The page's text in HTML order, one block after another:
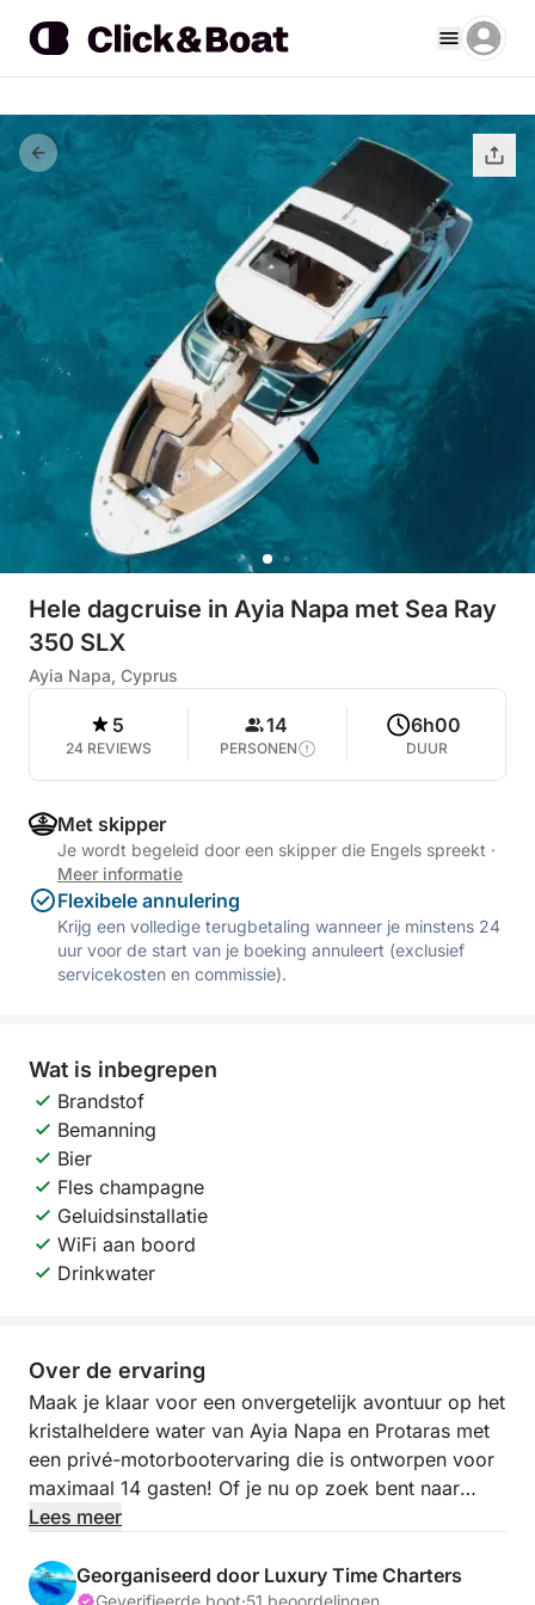
Hele dagcruise in Ayia Napa met Sea Ray
350 SLX
Ayia Napa, Cyprus
5
24 REVIEWS
14
PERSONEN
6h00
DUUR
Met skipper
Je wordt begeleid door een skipper die Engels spreekt ·
Meer informatie
Flexibele annulering
Krijg een volledige terugbetaling wanneer je minstens 24
uur voor de start van je boeking annuleert (exclusief
servicekosten en commissie).
Wat is inbegrepen
Brandstof
Bemanning
Bier
Fles champagne
Geluidsinstallatie
WiFi aan boord
Drinkwater
Over de ervaring
Maak je klaar voor een onvergetelijk avontuur op het
kristalheldere water van Ayia Napa en Protaras met
een privé-motorbootervaring die is ontworpen voor
maximaal 14 gasten! Of je nu op zoek bent naar
spanning en opwinding of een relaxte cruise langs
Cyprus vanaf zee te verkennen.
Lees meer
Georganiseerd door Luxury Time Charters
Geverifieerde boot·51 beoordelingen